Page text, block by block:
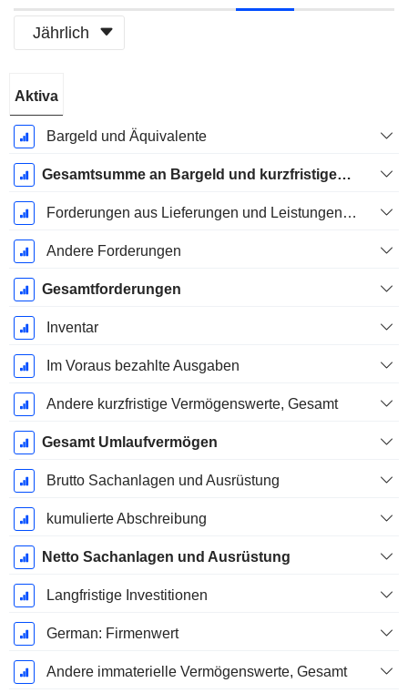
Jährlich
Geschäftsjahres:
Dezember
Aktiva
Bargeld und Äquivalente
Gesamtsumme an Bargeld und kurzfristigen Investitionen
Forderungen aus Lieferungen und Leistungen, Gesamt
Andere Forderungen
Gesamtforderungen
Inventar
Im Voraus bezahlte Ausgaben
Andere kurzfristige Vermögenswerte, Gesamt
Gesamt Umlaufvermögen
Brutto Sachanlagen und Ausrüstung
kumulierte Abschreibung
Netto Sachanlagen und Ausrüstung
Langfristige Investitionen
German: Firmenwert
Andere immaterielle Vermögenswerte, Gesamt